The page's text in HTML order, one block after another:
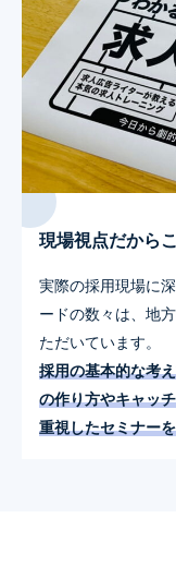
現場視点だから
実際の採用現場に
ードの数々は、地
ただいています。
採用の基本的な考
の作り方やキャッ
重視したセミナー